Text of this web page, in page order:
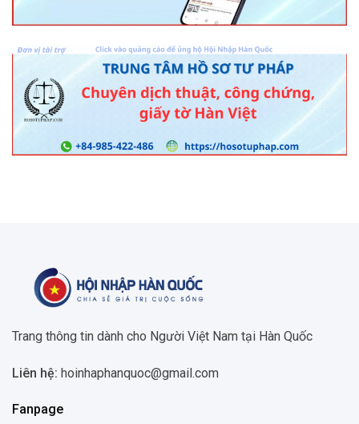
Trang thông tin dành cho Người Việt Nam tại Hàn Quốc
Liên hệ: hoinhaphanquoc@gmail.com
Fanpage